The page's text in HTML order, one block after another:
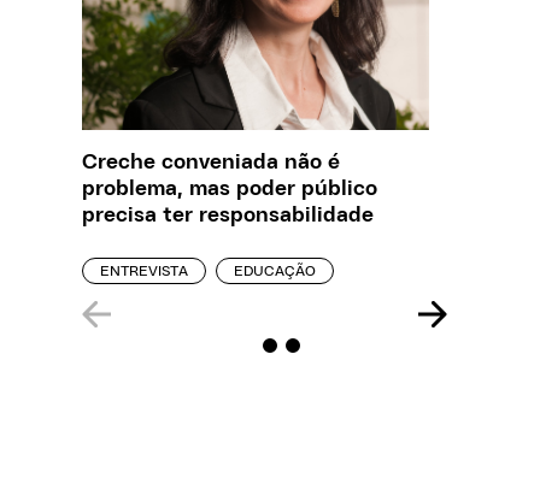
Creche conveniada não é
problema, mas poder público
precisa ter responsabilidade
ENTREVISTA EDUCAÇÃO